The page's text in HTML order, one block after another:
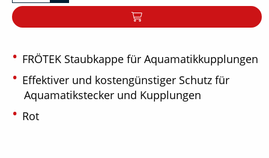
FRÖTEK Staubkappe für Aquamatikkupplungen
Effektiver und kostengünstiger Schutz für
Aquamatikstecker und Kupplungen
Rot